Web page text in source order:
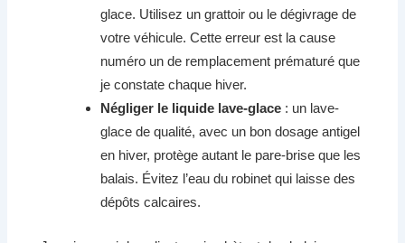
glace. Utilisez un grattoir ou le dégivrage de
votre véhicule. Cette erreur est la cause
numéro un de remplacement prématuré que
je constate chaque hiver.
Négliger le liquide lave-glace : un lave-
glace de qualité, avec un bon dosage antigel
en hiver, protège autant le pare-brise que les
balais. Évitez l’eau du robinet qui laisse des
dépôts calcaires.